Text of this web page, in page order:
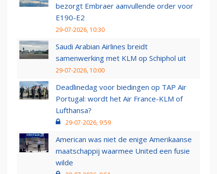
bezorgt Embraer aanvullende order voor
E190-E2
29-07-2026, 10:30
Saudi Arabian Airlines breidt
samenwerking met KLM op Schiphol uit
29-07-2026, 10:00
Deadlinedag voor biedingen op TAP Air
Portugal: wordt het Air France-KLM of
Lufthansa?
29-07-2026, 9:59
American was niet de enige Amerikaanse
maatschappij waarmee United een fusie
wilde